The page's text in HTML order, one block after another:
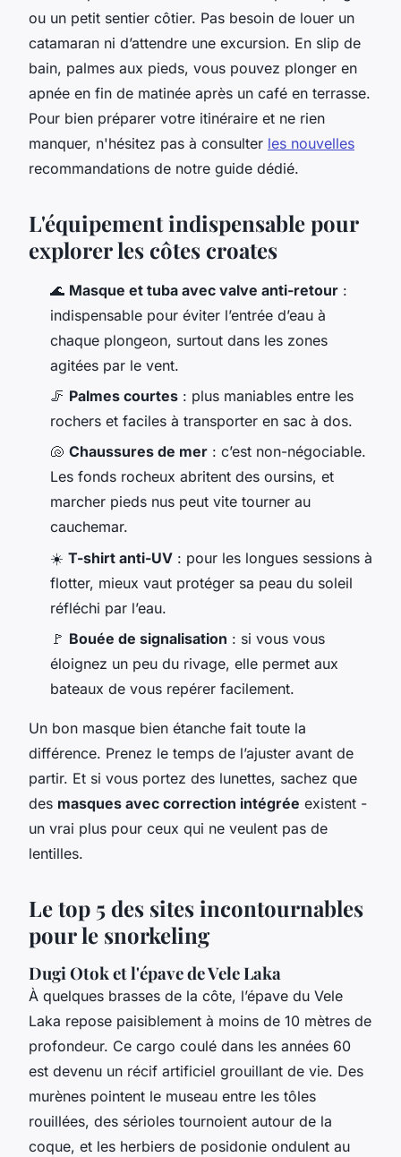
ou un petit sentier côtier. Pas besoin de louer un
catamaran ni d’attendre une excursion. En slip de
bain, palmes aux pieds, vous pouvez plonger en
apnée en fin de matinée après un café en terrasse.
Pour bien préparer votre itinéraire et ne rien
manquer, n'hésitez pas à consulter les nouvelles
recommandations de notre guide dédié.
L'équipement indispensable pour
explorer les côtes croates
🌊 Masque et tuba avec valve anti-retour :
indispensable pour éviter l’entrée d’eau à
chaque plongeon, surtout dans les zones
agitées par le vent.
🦵 Palmes courtes : plus maniables entre les
rochers et faciles à transporter en sac à dos.
🐚 Chaussures de mer : c’est non-négociable.
Les fonds rocheux abritent des oursins, et
marcher pieds nus peut vite tourner au
cauchemar.
☀️ T-shirt anti-UV : pour les longues sessions à
flotter, mieux vaut protéger sa peau du soleil
réfléchi par l’eau.
🚩 Bouée de signalisation : si vous vous
éloignez un peu du rivage, elle permet aux
bateaux de vous repérer facilement.
Un bon masque bien étanche fait toute la
différence. Prenez le temps de l’ajuster avant de
partir. Et si vous portez des lunettes, sachez que
des masques avec correction intégrée existent -
un vrai plus pour ceux qui ne veulent pas de
lentilles.
Le top 5 des sites incontournables
pour le snorkeling
Dugi Otok et l'épave de Vele Laka
À quelques brasses de la côte, l’épave du Vele
Laka repose paisiblement à moins de 10 mètres de
profondeur. Ce cargo coulé dans les années 60
est devenu un récif artificiel grouillant de vie. Des
murènes pointent le museau entre les tôles
rouillées, des sérioles tournoient autour de la
coque, et les herbiers de posidonie ondulent au